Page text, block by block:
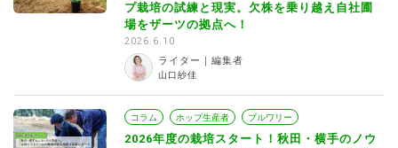
プ栽培の試練と現実。欠株を乗り越え自社圃
場をザーツの拠点へ！
2026.6.10
ライター｜編集者
山口紗佳
コラム ホップ生産者 ブルワリー
2026年度の栽培スタート！秋田・横手のノウ